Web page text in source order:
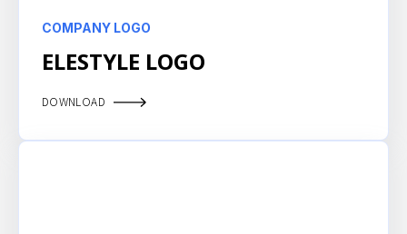
COMPANY LOGO
ELESTYLE LOGO
DOWNLOAD